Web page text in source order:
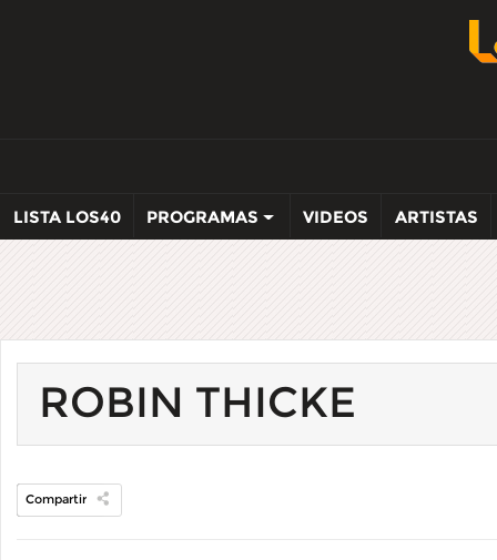
LISTA LOS40 PROGRAMAS VIDEOS ARTISTAS
ROBIN THICKE
Compartir